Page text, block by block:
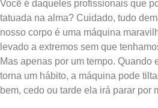
Você é daqueles profissionais que
tatuada na alma? Cuidado, tudo
nosso corpo é uma máquina
levado a extremos sem que
Mas apenas por um tempo. Quando
torna um hábito, a máquina pode
bem, cedo ou tarde ela irá parar por